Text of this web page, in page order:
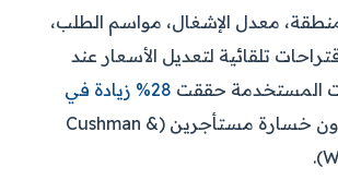
معدل الإشغال، مواسم الطلب،
تلقائية لتعديل الأسعار عند
المستخدمة حققت
28% زيادة في
دون خسارة مستأجرين (Cushman &